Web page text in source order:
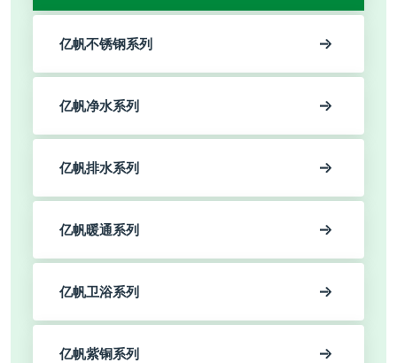
亿帆不锈钢系列
亿帆净水系列
亿帆排水系列
亿帆暖通系列
亿帆卫浴系列
亿帆紫铜系列